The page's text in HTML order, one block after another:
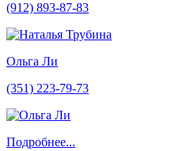
(912) 893-87-83
Ольга Ли
(351) 223-79-73
Подробнее...